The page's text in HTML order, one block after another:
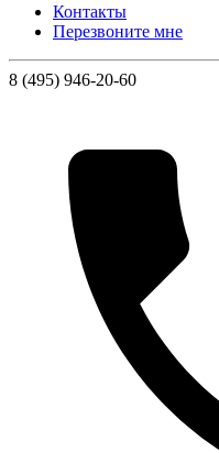
Контакты
Перезвоните мне
8 (495) 946-20-60